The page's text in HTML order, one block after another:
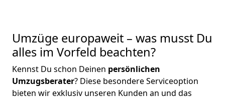
Umzüge europaweit – was musst Du
alles im Vorfeld beachten?
Kennst Du schon Deinen persönlichen
Umzugsberater? Diese besondere Serviceoption
bieten wir exklusiv unseren Kunden an und das